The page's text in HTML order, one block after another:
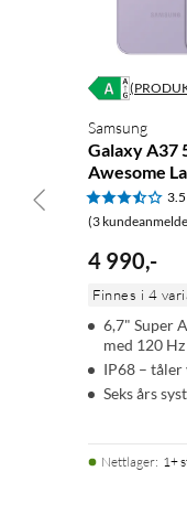
Samsung
Galaxy A37
Awesome
3.5
(3
4 990,-
Finnes i 4
6,7" Super
med 120 Hz
IP68 – tåler
Seks års
Nettlager: 1+